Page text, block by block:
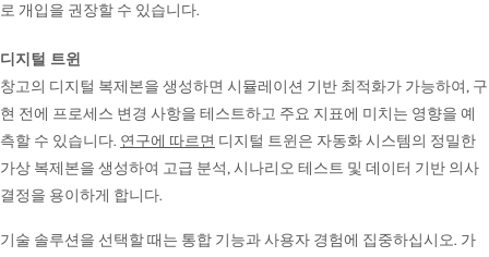
로 개입을 권장할 수 있습니다.
디지털 트윈
창고의 디지털 복제본을 생성하면 시뮬레이션 기반 최적화가 가능하여, 구
현 전에 프로세스 변경 사항을 테스트하고 주요 지표에 미치는 영향을 예
측할 수 있습니다. 연구에 따르면 디지털 트윈은 자동화 시스템의 정밀한
가상 복제본을 생성하여 고급 분석, 시나리오 테스트 및 데이터 기반 의사
결정을 용이하게 합니다.
기술 솔루션을 선택할 때는 통합 기능과 사용자 경험에 집중하십시오. 가